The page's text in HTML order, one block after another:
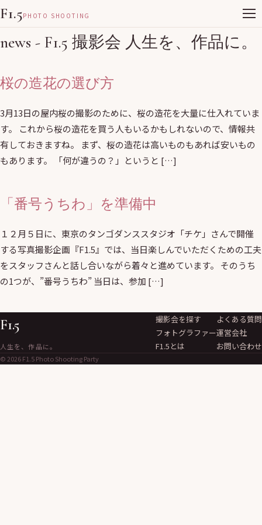
F1.5PHOTO SHOOTING
news - F1.5 撮影会 人生を、作品に。
桜の造花の選び方
3月13日の屋内桜の撮影のために、桜の造花を大量に仕入れていま
す。 これから桜の造花を買う人もいるかもしれないので、情報共
有しておきますね。 まず、桜の造花は高いものもあれば安いもの
もあります。 「何が違うの？」というと […]
「番号うちわ」を準備中
１２月５日に、東京のタンゴダンススタジオ「チケ」さんで開催
する写真撮影企画『F1.5』では、当日楽しんでいただくための工夫
をスタッフさんと話し合いながら着々と進めています。 そのうち
の1つが、”番号うちわ” 当日は、参加 […]
F1.5
人生を、作品に。
撮影会を探す
フォトグラファー
F1.5とは
よくある質問
運営会社
お問い合わせ
© 2026 F1.5 Photo Shooting Party